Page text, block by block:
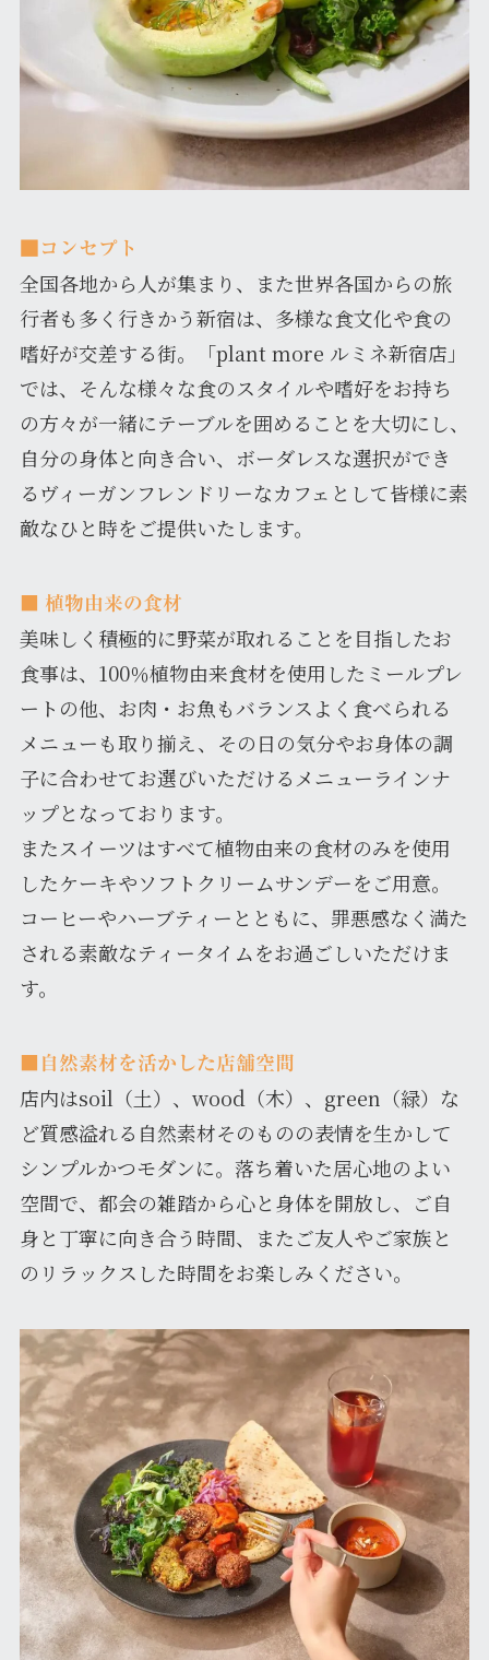
■コンセプト
全国各地から人が集まり、また世界各国からの旅
行者も多く行きかう新宿は、多様な食文化や食の
嗜好が交差する街。「plant more ルミネ新宿店」
では、そんな様々な食のスタイルや嗜好をお持ち
の方々が一緒にテーブルを囲めることを大切にし、
自分の身体と向き合い、ボーダレスな選択ができ
るヴィーガンフレンドリーなカフェとして皆様に素
敵なひと時をご提供いたします。
■ 植物由来の食材
美味しく積極的に野菜が取れることを目指したお
食事は、100％植物由来食材を使用したミールプレ
ートの他、お肉・お魚もバランスよく食べられる
メニューも取り揃え、その日の気分やお身体の調
子に合わせてお選びいただけるメニューラインナ
ップとなっております。
またスイーツはすべて植物由来の食材のみを使用
したケーキやソフトクリームサンデーをご用意。
コーヒーやハーブティーとともに、罪悪感なく満た
される素敵なティータイムをお過ごしいただけま
す。
■ 自然素材を活かした店舗空間
店内はsoil（土）、wood（木）、green（緑）な
ど質感溢れる自然素材そのものの表情を生かして
シンプルかつモダンに。落ち着いた居心地のよい
空間で、都会の雑踏から心と身体を開放し、ご自
身と丁寧に向き合う時間、またご友人やご家族と
のリラックスした時間をお楽しみください。